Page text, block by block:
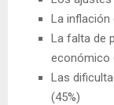
La inflación
La falta de
económico
Las
(45%)